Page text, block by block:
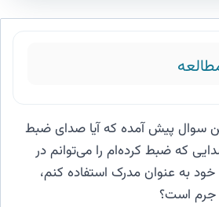
سوال پیش آمده که آیا صدای ضبط
که ضبط کرده‌ام را می‌توانم در
خود به عنوان مدرک استفاده کنم،
جرم است؟